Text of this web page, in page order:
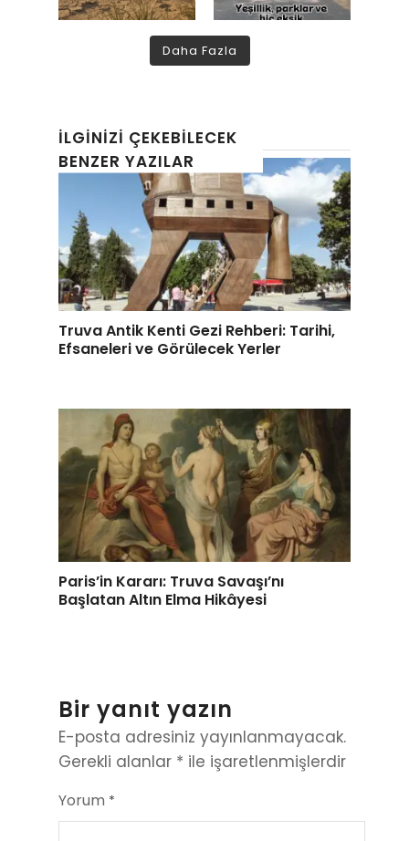
Daha Fazla
İLGINIZI ÇEKEBILECEK
BENZER YAZILAR
Truva Antik Kenti Gezi Rehberi: Tarihi,
Efsaneleri ve Görülecek Yerler
Paris’in Kararı: Truva Savaşı’nı
Başlatan Altın Elma Hikâyesi
Bir yanıt yazın
E-posta adresiniz yayınlanmayacak.
Gerekli alanlar * ile işaretlenmişlerdir
Yorum *